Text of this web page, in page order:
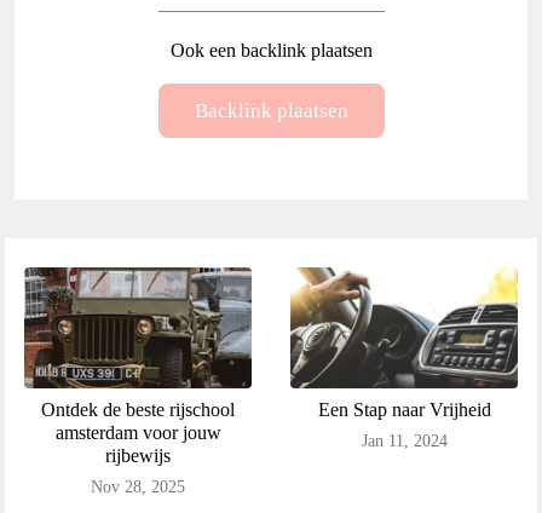
Ook een backlink plaatsen
Backlink plaatsen
Ontdek de beste rijschool
amsterdam voor jouw
rijbewijs
Nov 28, 2025
Een Stap naar Vrijheid
Jan 11, 2024